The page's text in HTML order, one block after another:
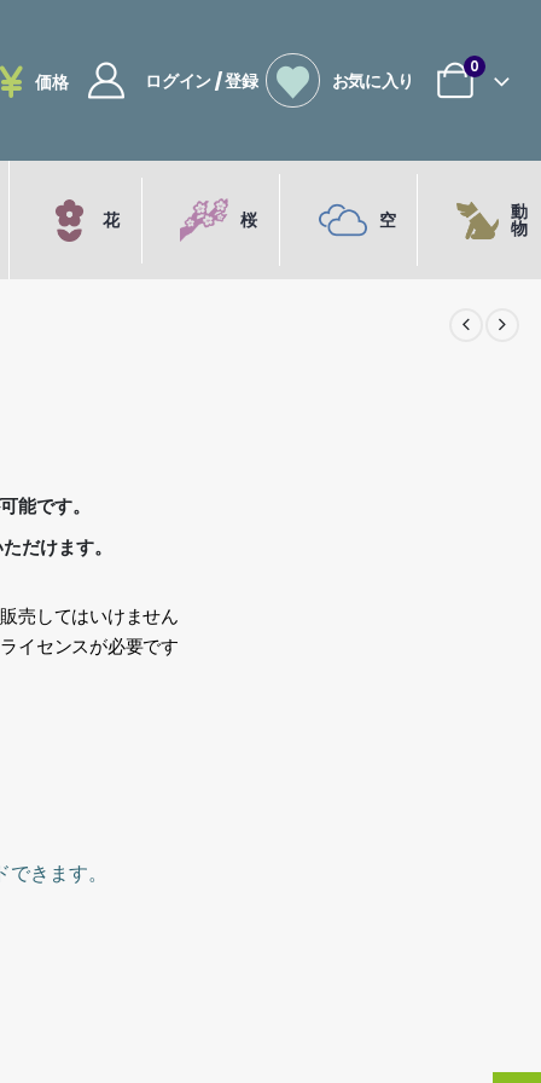
価格 ログイン / 登録 お気に入り
0
花 桜 空 動
物
能です。
だけます。
売してはいけません
イセンスが必要です
きます。